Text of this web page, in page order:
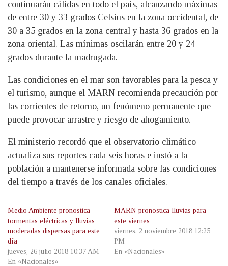
continuarán cálidas en todo el país, alcanzando máximas
de entre 30 y 33 grados Celsius en la zona occidental, de
30 a 35 grados en la zona central y hasta 36 grados en la
zona oriental. Las mínimas oscilarán entre 20 y 24
grados durante la madrugada.
Las condiciones en el mar son favorables para la pesca y
el turismo, aunque el MARN recomienda precaución por
las corrientes de retorno, un fenómeno permanente que
puede provocar arrastre y riesgo de ahogamiento.
El ministerio recordó que el observatorio climático
actualiza sus reportes cada seis horas e instó a la
población a mantenerse informada sobre las condiciones
del tiempo a través de los canales oficiales.
Medio Ambiente pronostica
tormentas eléctricas y lluvias
moderadas dispersas para este
día
jueves, 26 julio 2018 10:37 AM
En «Nacionales»
MARN pronostica lluvias para
este viernes
viernes, 2 noviembre 2018 12:25
PM
En «Nacionales»